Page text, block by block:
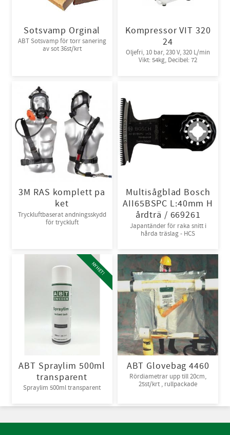
Sotsvamp Orginal
ABT Sotsvamp för torr sanering
av sot 36st/krt
Kompressor VIT 320
24
Oljefri, 10 bar, 230 V, 320 L/min
Vikt: 54kg, Decibel: 72
3M RAS komplett pa
ket
Tryckluftbaserat andningsskydd
för tryckluft
Multisågblad Bosch
AII65BSPC L:40mm H
årdträ / 669261
Japantänder för raka snitt i
hårda träslag - HCS
ABT Spraylim 500ml
transparent
Spraylim 500ml transparent
NYHET!
ABT Glovebag 4460
Rördiametrar upp till 20cm,
25st/krt , rullpackade